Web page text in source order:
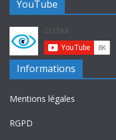
YouTube
Informations
Mentions légales
RGPD